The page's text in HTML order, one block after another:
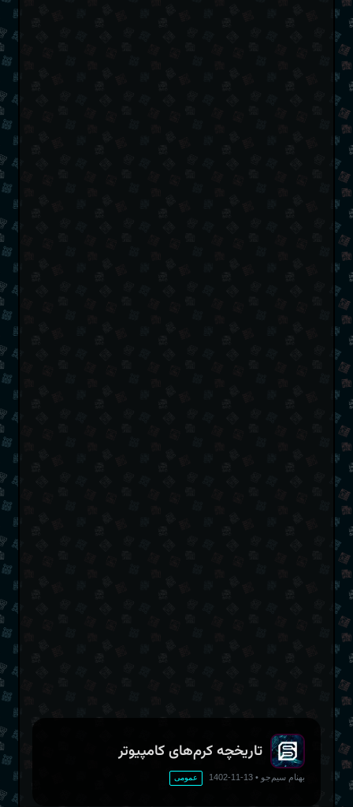
تاریخچه کرم‌های کامپیوتر
بهنام سیم‌جو •
13-11-1402 عمومی